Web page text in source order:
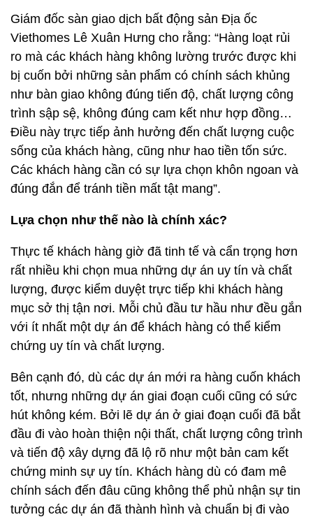
Giám đốc sàn giao dịch bất động sản Địa ốc
Viethomes Lê Xuân Hưng cho rằng: “Hàng loạt rủi
ro mà các khách hàng không lường trước được khi
bị cuốn bởi những sản phẩm có chính sách khủng
như bàn giao không đúng tiến độ, chất lượng công
trình sập sệ, không đúng cam kết như hợp đồng…
Điều này trực tiếp ảnh hưởng đến chất lượng cuộc
sống của khách hàng, cũng như hao tiền tốn sức.
Các khách hàng cần có sự lựa chọn khôn ngoan và
đúng đắn để tránh tiền mất tật mang”.
Lựa chọn như thế nào là chính xác?
Thực tế khách hàng giờ đã tinh tế và cẩn trọng hơn
rất nhiều khi chọn mua những dự án uy tín và chất
lượng, được kiểm duyệt trực tiếp khi khách hàng
mục sở thị tận nơi. Mỗi chủ đầu tư hầu như đều gắn
với ít nhất một dự án để khách hàng có thể kiểm
chứng uy tín và chất lượng.
Bên cạnh đó, dù các dự án mới ra hàng cuốn khách
tốt, nhưng những dự án giai đoạn cuối cũng có sức
hút không kém. Bởi lẽ dự án ở giai đoạn cuối đã bắt
đầu đi vào hoàn thiện nội thất, chất lượng công trình
và tiến độ xây dựng đã lộ rõ như một bản cam kết
chứng minh sự uy tín. Khách hàng dù có đam mê
chính sách đến đâu cũng không thể phủ nhận sự tin
tưởng các dự án đã thành hình và chuẩn bị đi vào